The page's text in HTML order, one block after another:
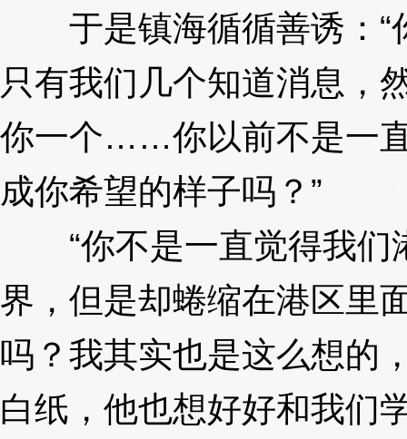
于是镇海循循善诱：“
只有我们几个知道消息，
你一个……你以前不是一
成你希望的样子吗？”
“你不是一直觉得我们
界，但是却蜷缩在港区里
吗？我其实也是这么想的
白纸，他也想好好和我们